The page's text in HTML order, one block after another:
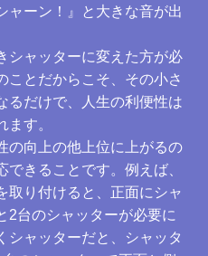
ャーン！』と大きな音が出
シャッターに変えた方が必
ことだからこそ、その小さ
るだけで、人生の利便性は
す。
の向上の他上位に上がるの
きることです。例えば、
取り付けると、正面にシャ
2台のシャッターが必要に
シャッターだと、シャッタ